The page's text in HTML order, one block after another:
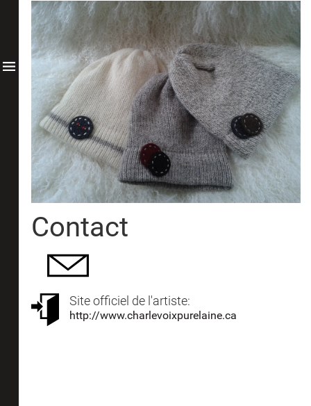
Contact
Site officiel de l'artiste:
http://www.charlevoixpurelaine.ca